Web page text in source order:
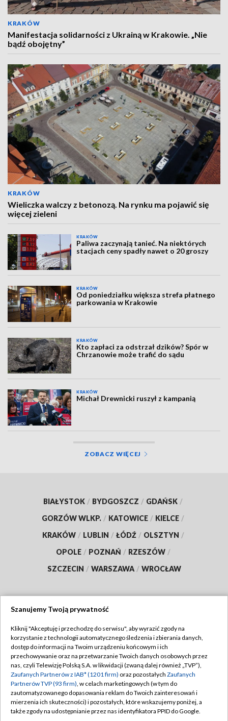
KRAKÓW
Manifestacja solidarności z Ukrainą w Krakowie. „Nie
bądź obojętny”
KRAKÓW
Wieliczka walczy z betonozą. Na rynku ma pojawić się
więcej zieleni
KRAKÓW
Paliwa zaczynają tanieć. Na niektórych
stacjach ceny spadły nawet o 20 groszy
KRAKÓW
Od poniedziałku większa strefa płatnego
parkowania w Krakowie
KRAKÓW
Kto zapłaci za odstrzał dzików? Spór w
Chrzanowie może trafić do sądu
KRAKÓW
Michał Drewnicki ruszył z kampanią
ZOBACZ WIĘCEJ
BIAŁYSTOK / BYDGOSZCZ / GDAŃSK /
GORZÓW WLKP. / KATOWICE / KIELCE /
KRAKÓW / LUBLIN / ŁÓDŹ / OLSZTYN /
OPOLE / POZNAŃ / RZESZÓW /
SZCZECIN / WARSZAWA / WROCŁAW
TVP
Abonament TVP
Emisja w TVP
Centrum informacji TVP
Naziemna Telewizja Cyfrowa
Regulamin TVP
Polityka prywatności
Moje zgody
Pomoc
Szanujemy Twoją prywatność
Kliknij "Akceptuję i przechodzę do serwisu", aby wyrazić zgody na
korzystanie z technologii automatycznego śledzenia i zbierania danych,
dostęp do informacji na Twoim urządzeniu końcowym i ich
przechowywanie oraz na przetwarzanie Twoich danych osobowych przez
nas, czyli Telewizję Polską S.A. w likwidacji (zwaną dalej również „TVP”),
Zaufanych Partnerów z IAB* (1201 firm) oraz pozostałych Zaufanych
Partnerów TVP (93 firm), w celach marketingowych (w tym do
zautomatyzowanego dopasowania reklam do Twoich zainteresowań i
mierzenia ich skuteczności) i pozostałych, które wskazujemy poniżej, a
także zgody na udostępnianie przez nas identyfikatora PPID do Google.